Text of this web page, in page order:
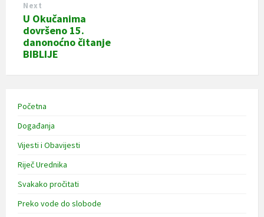
Next
U Okučanima
dovršeno 15.
danonoćno čitanje
BIBLIJE
Početna
Događanja
Vijesti i Obavijesti
Riječ Urednika
Svakako pročitati
Preko vode do slobode